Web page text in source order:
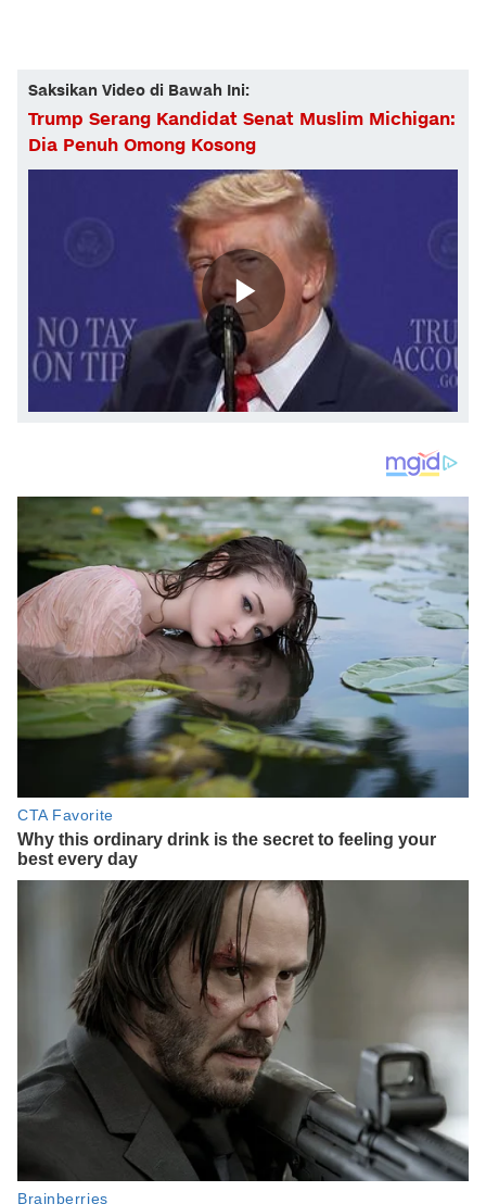
Saksikan Video di Bawah Ini:
Trump Serang Kandidat Senat Muslim Michigan:
Dia Penuh Omong Kosong